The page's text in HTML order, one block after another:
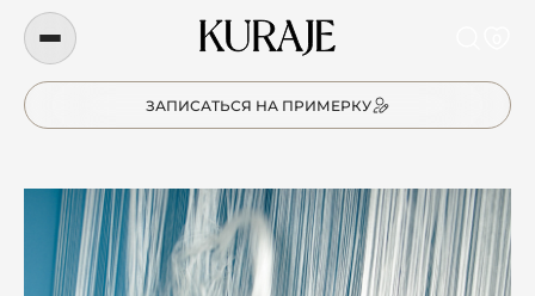
ЗАПИСАТЬСЯ НА ПРИМЕРКУ